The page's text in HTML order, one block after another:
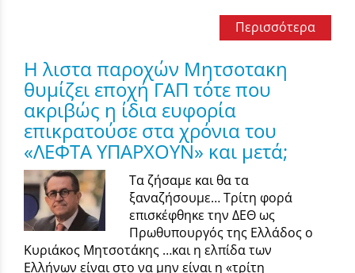
Περισσότερα
Η λιστα παροχών Μητσοτακη
θυμίζει εποχή ΓΑΠ τότε που
ακριβώς η ίδια ευφορία
επικρατούσε στα χρόνια του
«ΛΕΦΤΑ ΥΠΑΡΧΟΥΝ» και μετά;
Τα ζήσαμε και θα τα
ξαναζήσουμε… Τρίτη φορά
επισκέφθηκε την ΔΕΘ ως
Πρωθυπουργός της Ελλάδος ο
Κυριάκος Μητσοτάκης …και η ελπίδα των
Ελλήνων είναι στο να μην είναι η «τρίτη